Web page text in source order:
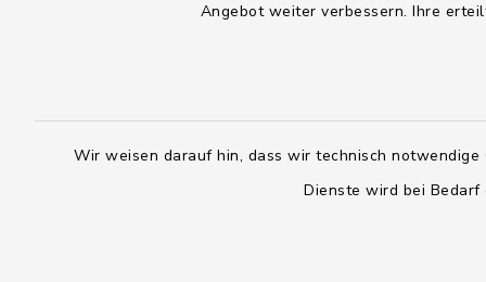
Angebot weiter verbessern. Ihre
Wir weisen darauf hin, dass wir technisch
Dienste wird bei